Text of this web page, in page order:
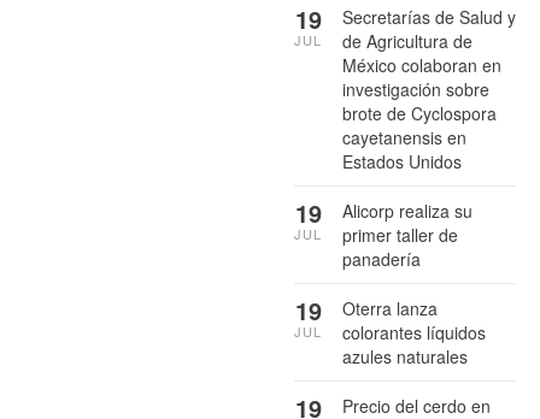
Secretarías de Salud y
de Agricultura de
México colaboran en
investigación sobre
brote de Cyclospora
cayetanensis en
Estados Unidos
19
JUL
Alicorp realiza su
primer taller de
panadería
19
JUL
Oterra lanza
colorantes líquidos
azules naturales
19
JUL
Precio del cerdo en
19